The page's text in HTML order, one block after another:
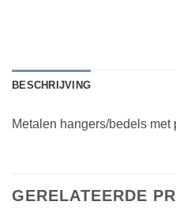
BESCHRIJVING
Metalen hangers/bedels
GERELATEERDE